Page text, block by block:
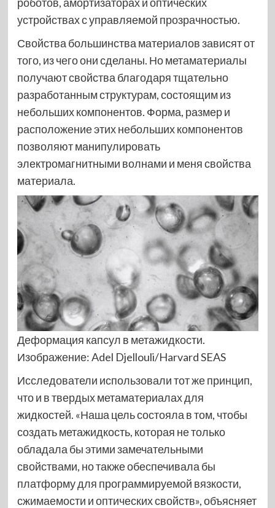
устройствах с управляемой прозрачностью.
Свойства большинства материалов зависят от
того, из чего они сделаны. Но метаматериалы
получают свойства благодаря тщательно
разработанным структурам, состоящим из
небольших компонентов. Форма, размер и
расположение этих небольших компонентов
позволяют манипулировать
электромагнитными волнами и меня свойства
материала.
Деформация капсул в метажидкости.
Изображение: Adel Djellouli/Harvard SEAS
Исследователи использовали тот же принцип,
что и в твердых метаматериалах для
жидкостей. «Наша цель состояла в том, чтобы
создать метажидкость, которая не только
обладала бы этими замечательными
свойствами, но также обеспечивала бы
платформу для программируемой вязкости,
сжимаемости и оптических свойств», объясняет